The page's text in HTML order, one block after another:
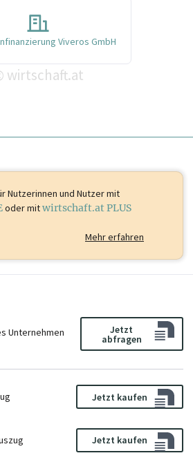
Viveros GmbH
wirtschaft.at
Nutzerinnen und Nutzer mit
oder mitwirtschaft.at PLUS
Mehr erfahren
Unternehmen
Jetzt
abfragen
Jetzt kaufen
Jetzt kaufen